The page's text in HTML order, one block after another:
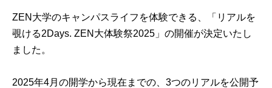
ZEN大学のキャンパスライフを体験できる、「リアルを
覗ける2Days. ZEN大体験祭2025」の開催が決定いたし
ました。
2025年4月の開学から現在までの、3つのリアルを公開予